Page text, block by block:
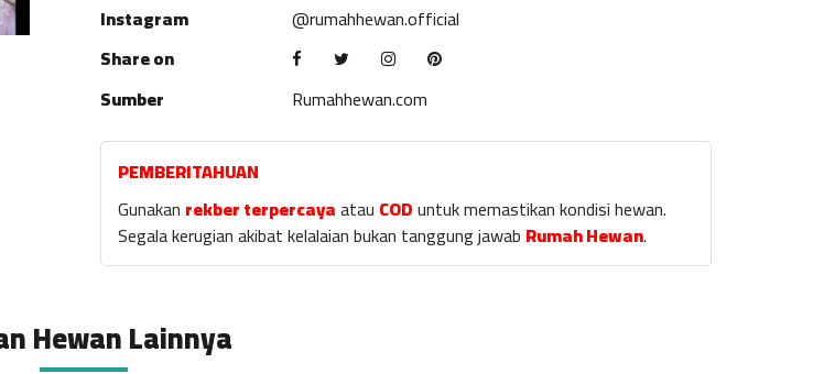
Instagram
@rumahhewan.official
Share on
Sumber
Rumahhewan.com
PEMBERITAHUAN
Gunakan rekber terpercayaatau CODuntuk memastikan kondisi hewan.
Segala kerugian akibat kelalaian bukan tanggung jawab Rumah Hewan.
Hewan Lainnya